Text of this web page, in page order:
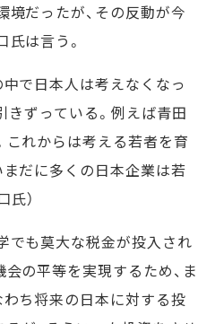
だったが、その反動が今
は言う。
で日本人は考えなくなっ
きずっている。例えば青田
これからは考える若者を育
だに多くの日本企業は若
氏）
も莫大な税金が投入され
の平等を実現するため、ま
ち将来の日本に対する投